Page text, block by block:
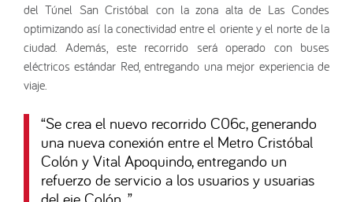
del Túnel San Cristóbal con la zona alta de Las Condes
optimizando así la conectividad entre el oriente y el norte de la
ciudad. Además, este recorrido será operado con buses
eléctricos estándar Red, entregando una mejor experiencia de
viaje.
“Se crea el nuevo recorrido C06c, generando
una nueva conexión entre el Metro Cristóbal
Colón y Vital Apoquindo, entregando un
refuerzo de servicio a los usuarios y usuarias